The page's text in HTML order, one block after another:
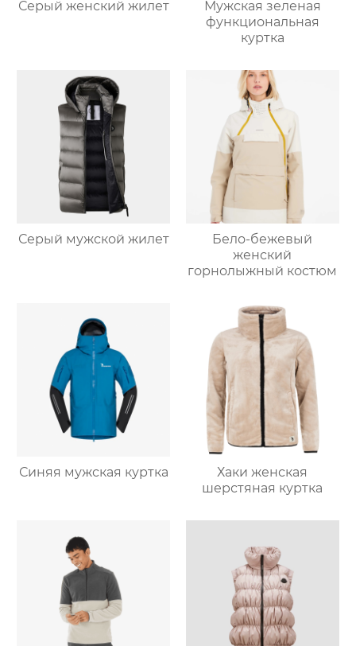
Серый женский жилет
Мужская зеленая
функциональная
куртка
Серый мужской жилет
Бело-бежевый
женский
горнолыжный костюм
Синяя мужская куртка
Хаки женская
шерстяная куртка